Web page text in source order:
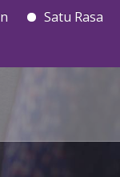
Satu Rasa